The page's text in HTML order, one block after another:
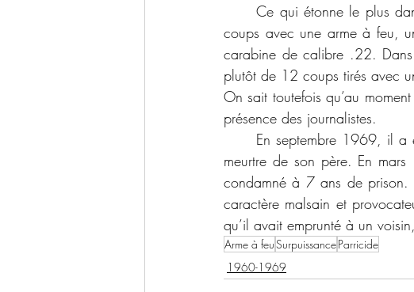
	Ce qui étonne le plus dans cette scène de crime, c’est que la victime a été tiré de quinze
coups avec une arme à feu,
carabine de calibre .22.
plutôt de 12 coups tirés avec
On sait toutefois qu’au
présence des journalistes.
meurtre de son père. En
condamné à 7 ans de prison.
caractère malsain et
qu’il avait emprunté à un
Arme à feuSurpuissanceParricide
1960-1969